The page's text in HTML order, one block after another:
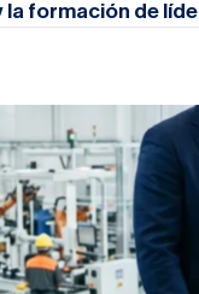
la formación de